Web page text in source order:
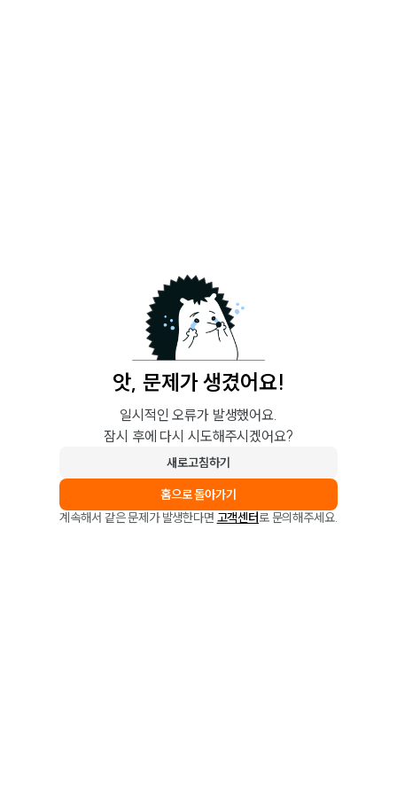
앗, 문제가 생겼어요!
일시적인 오류가 발생했어요.
잠시 후에 다시 시도해주시겠어요?
새로고침하기
홈으로 돌아가기
계속해서 같은 문제가 발생한다면 고객센터로 문의해주세요.